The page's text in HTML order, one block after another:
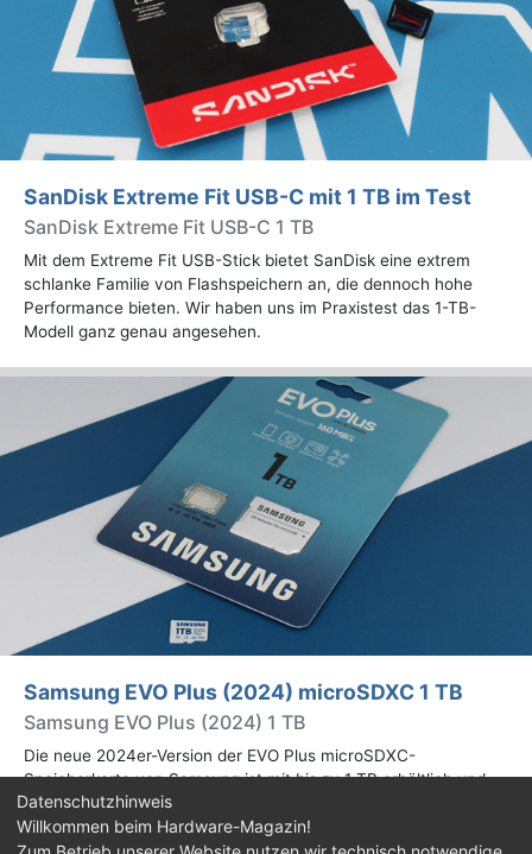
SanDisk Extreme Fit USB-C mit 1 TB im Test
SanDisk Extreme Fit USB-C 1 TB
Mit dem Extreme Fit USB-Stick bietet SanDisk eine extrem
schlanke Familie von Flashspeichern an, die dennoch hohe
Performance bieten. Wir haben uns im Praxistest das 1-TB-
Modell ganz genau angesehen.
Samsung EVO Plus (2024) microSDXC 1 TB
Samsung EVO Plus (2024) 1 TB
Die neue 2024er-Version der EVO Plus microSDXC-
Speicherkarte von Samsung ist mit bis zu 1 TB erhältlich und
bietet 160 MB/s lesend, statt 130 MB/s wie beim Vorgänger aus
2021. Mehr dazu im Test.
Datenschutzhinweis
Willkommen beim Hardware-Magazin!